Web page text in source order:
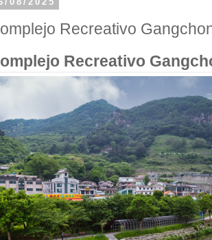
Recreativo
Recreativo